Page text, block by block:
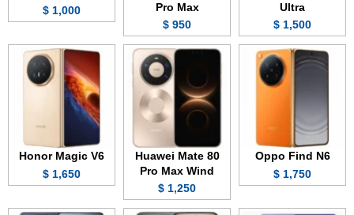
Ultra
1,500 $
Pro Max
950 $
1,000 $
Oppo Find N6
1,750 $
Huawei Mate 80
Pro Max Wind
1,250 $
Honor Magic V6
1,650 $